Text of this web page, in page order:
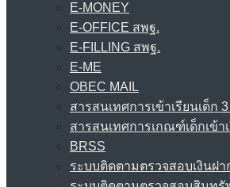
E-MONEY
E-OFFICE สพฐ.
E-FILLING สพฐ.
E-ME
OBEC MAIL
สารสนเทศการเข้าเรียนเด็ก
สารสนเทศการเกณฑ์เด็กเข้า
BRSS
ระบบติดตามตรวจสอบเงินฝา